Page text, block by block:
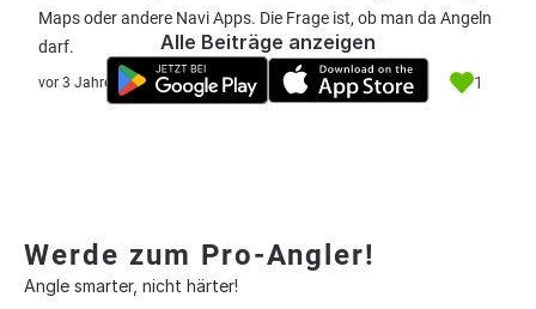
Maps oder andere Navi Apps. Die Frage ist, ob man da Angeln
darf.
vor 3 Jahre 1
Alle Beiträge anzeigen
Werde zum Pro-Angler!
Angle smarter, nicht härter!